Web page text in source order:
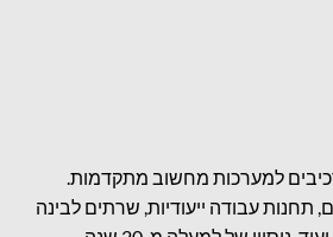
למערכות מחשוב מתקדמות.
עבודה ייעודיות, שרתים לבינה